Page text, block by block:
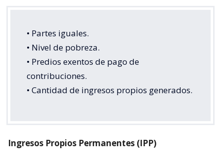
• Partes iguales.
• Nivel de pobreza.
• Predios exentos de pago de
contribuciones.
• Cantidad de ingresos propios generados.
Ingresos Propios Permanentes (IPP)